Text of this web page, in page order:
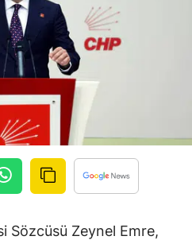
Sözcüsü Zeynel Emre,